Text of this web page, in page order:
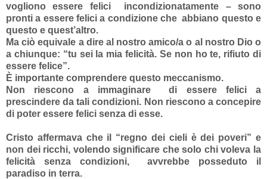
vogliono essere felici incondizionatamente – sono
pronti a essere felici a condizione che abbiano questo e
questo e quest’altro.
Ma ciò equivale a dire al nostro amico/a o al nostro Dio o
a chiunque: “tu sei la mia felicità. Se non ho te, rifiuto di
essere felice”.
È importante comprendere questo meccanismo.
Non riescono a immaginare di essere felici a
prescindere da tali condizioni. Non riescono a concepire
di poter essere felici senza di esse.
Cristo affermava che il “regno dei cieli è dei poveri” e
non dei ricchi, volendo significare che solo chi voleva la
felicità senza condizioni, avvrebbe posseduto il
paradiso in terra.